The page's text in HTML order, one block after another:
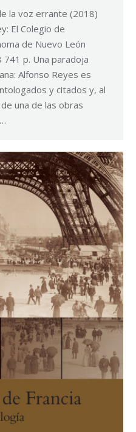
la voz errante (2018)
El Colegio de
de Nuevo León
p. Una paradoja
Alfonso Reyes es
y citados y, al
una de las obras